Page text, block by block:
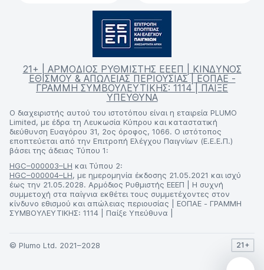
21+ | ΑΡΜΟΔΙΟΣ ΡΥΘΜΙΣΤΗΣ ΕΕΕΠ | ΚΙΝΔΥΝΟΣ
ΕΘΙΣΜΟΥ & ΑΠΩΛΕΙΑΣ ΠΕΡΙΟΥΣΙΑΣ | ΕΟΠΑΕ -
ΓΡΑΜΜΗ ΣΥΜΒΟΥΛΕΥΤΙΚΗΣ: 1114 | ΠΑΙΞΕ
ΥΠΕΥΘΥΝΑ
Ο διαχειριστής αυτού του ιστοτόπου είναι η εταιρεία PLUMO
Limited, με έδρα τη Λευκωσία Κύπρου και καταστατική
διεύθυνση Ευαγόρου 31, 2ος όροφος, 1066. Ο ιστότοπος
εποπτεύεται από την Επιτροπή Ελέγχου Παιγνίων (Ε.Ε.Ε.Π.)
βάσει της άδειας Τύπου 1:
HGC–000003–LH και Τύπου 2:
HGC–000004–LH, με ημερομηνία έκδοσης 21.05.2021 και ισχύ
έως την 21.05.2028. Αρμόδιος Ρυθμιστής ΕΕΕΠ | Η συχνή
συμμετοχή στα παίγνια εκθέτει τους συμμετέχοντες στον
κίνδυνο εθισμού και απώλειας περιουσίας | ΕΟΠΑΕ - ΓΡΑΜΜΗ
ΣΥΜΒΟΥΛΕΥΤΙΚΗΣ: 1114 | Παίξε Υπεύθυνα |
© Plumo Ltd. 2021–2028 21+